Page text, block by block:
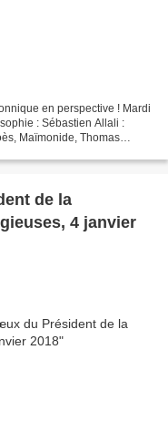
en perspective ! Mardi
: Sébastien Allali :
Maïmonide, Thomas
de la
4 janvier